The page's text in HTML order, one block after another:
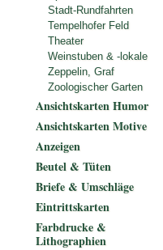
Stadt-Rundfahrten
Tempelhofer Feld
Theater
Weinstuben & -lokale
Zeppelin, Graf
Zoologischer Garten
Ansichtskarten Humor
Ansichtskarten Motive
Anzeigen
Beutel & Tüten
Briefe & Umschläge
Eintrittskarten
Farbdrucke &
Lithographien